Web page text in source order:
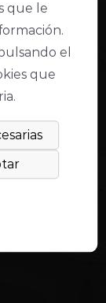
que le
el
que